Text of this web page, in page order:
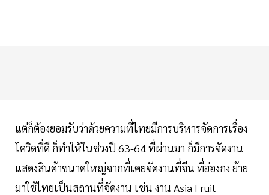
แต่ก็ต้องยอมรับว่าด้วยความที่ไทยมีการบริหารจัดการเรื่อง
โควิดที่ดี ก็ทำให้ในช่วงปี 63-64 ที่ผ่านมา ก็มีการจัดงาน
แสดงสินค้าขนาดใหญ่จากที่เคยจัดงานที่จีน ที่ฮ่องกง ย้าย
มาใช้ไทยเป็นสถานที่จัดงาน เช่น งาน Asia Fruit